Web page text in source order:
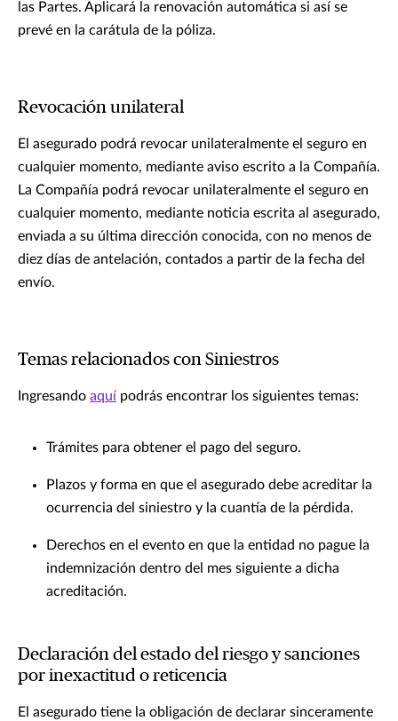
las Partes. Aplicará la renovación automática si así se
prevé en la carátula de la póliza.
Revocación unilateral
El asegurado podrá revocar unilateralmente el seguro en
cualquier momento, mediante aviso escrito a la Compañía.
La Compañía podrá revocar unilateralmente el seguro en
cualquier momento, mediante noticia escrita al asegurado,
enviada a su última dirección conocida, con no menos de
diez días de antelación, contados a partir de la fecha del
envío.
Temas relacionados con Siniestros
Ingresando aquí podrás encontrar los siguientes temas:
Trámites para obtener el pago del seguro.
Plazos y forma en que el asegurado debe acreditar la
ocurrencia del siniestro y la cuantía de la pérdida.
Derechos en el evento en que la entidad no pague la
indemnización dentro del mes siguiente a dicha
acreditación.
Declaración del estado del riesgo y sanciones
por inexactitud o reticencia
El asegurado tiene la obligación de declarar sinceramente